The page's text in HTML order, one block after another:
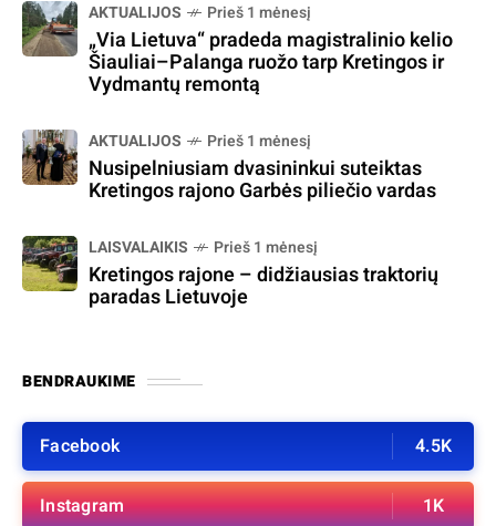
AKTUALIJOS Prieš 1 mėnesį
„Via Lietuva“ pradeda magistralinio kelio
Šiauliai–Palanga ruožo tarp Kretingos ir
Vydmantų remontą
AKTUALIJOS Prieš 1 mėnesį
Nusipelniusiam dvasininkui suteiktas
Kretingos rajono Garbės piliečio vardas
LAISVALAIKIS Prieš 1 mėnesį
Kretingos rajone – didžiausias traktorių
paradas Lietuvoje
BENDRAUKIME
Facebook 4.5K
Instagram 1K